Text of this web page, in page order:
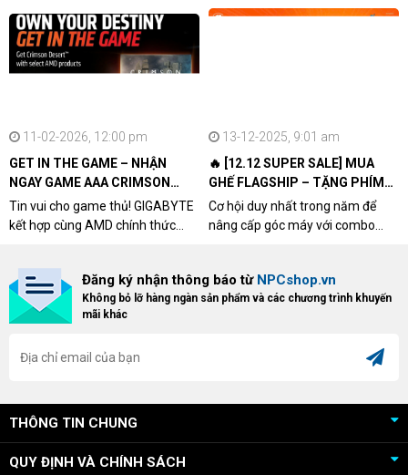
11-02-2026, 12:00 pm
GET IN THE GAME – NHẬN
NGAY GAME AAA CRIMSON
DESERT CÙNG GIGABYTE &
AMD
Tin vui cho game thủ! GIGABYTE
kết hợp cùng AMD chính thức
khách hàng sở hữu VGA Radeon
RX 9070 / RX 9070 XT.
13-12-2025, 9:01 am
🔥 [12.12 SUPER SALE] MUA
GHẾ FLAGSHIP – TẶNG PHÍM
CƠ XỊN
Cơ hội duy nhất trong năm để
nâng cấp góc máy với combo
dòng ghế Gaming cao cấp nhất,
bạn sẽ nhận ngay quà tặng trị giá
Đăng ký nhận thông báo từ NPCshop.vn
Không bỏ lỡ hàng ngàn sản phẩm và các chương trình khuyến
mãi khác
THÔNG TIN CHUNG
QUY ĐỊNH VÀ CHÍNH SÁCH